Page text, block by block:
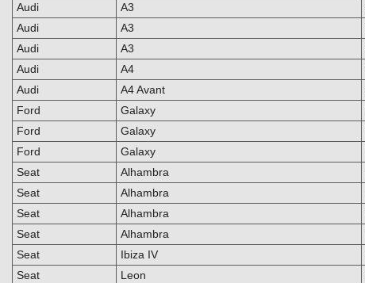
Audi
A3
Audi
A3
Audi
A3
Audi
A4
Audi
A4 Avant
Ford
Galaxy
Ford
Galaxy
Ford
Galaxy
Seat
Alhambra
Seat
Alhambra
Seat
Alhambra
Seat
Alhambra
Seat
Ibiza IV
Seat
Leon